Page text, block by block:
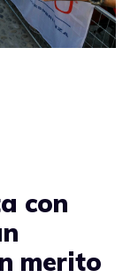
con
merito